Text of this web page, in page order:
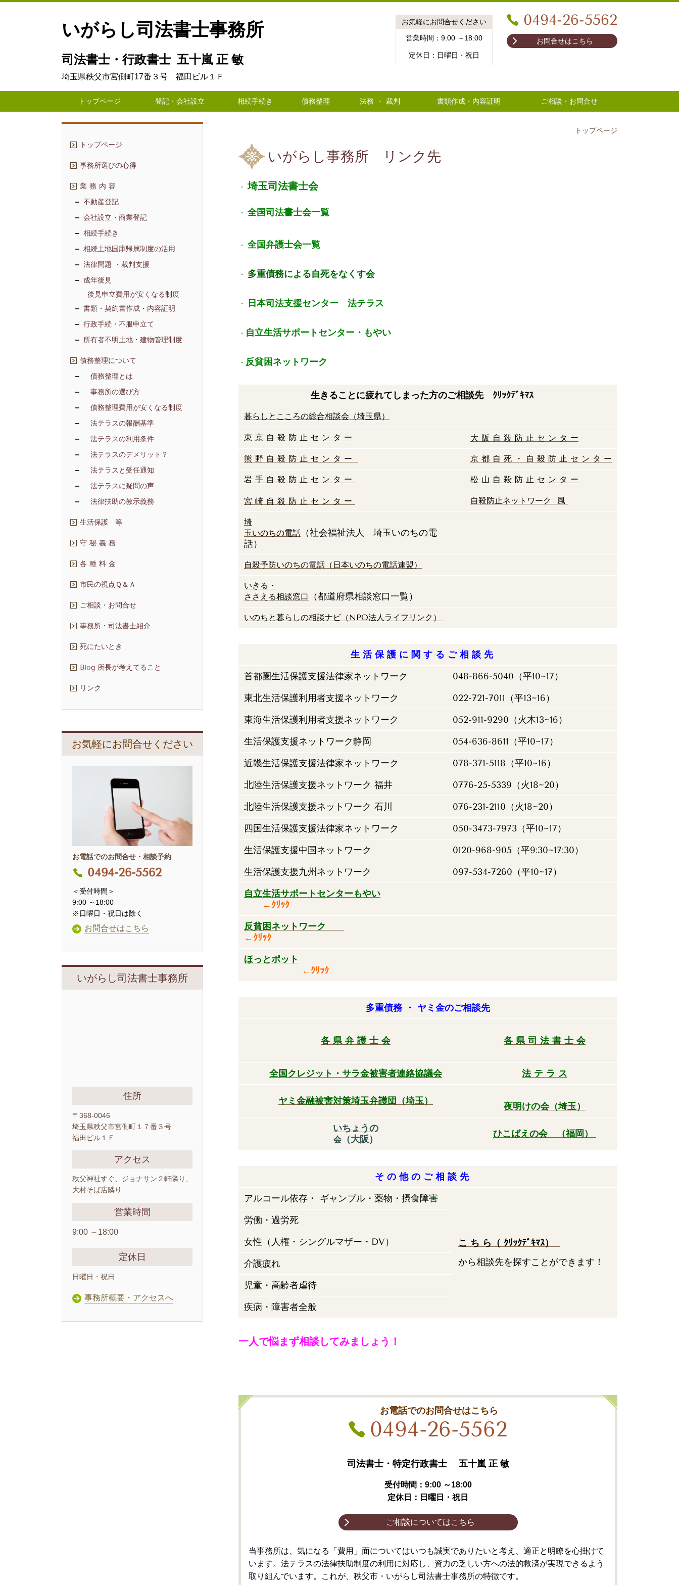
いがらし司法書士事務所
司法書士・行政書士 五十嵐 正 敏
埼玉県秩父市宮側町17番３号 福田ビル１Ｆ
お気軽にお問合せください
営業時間：9:00 ～18:00
定休日：日曜日・祝日
0494-26-5562
お問合せはこちら
トップページ 登記・会社設立 相続手続き 債務整理 法務 ・ 裁判 書類作成・内容証明 ご相談・お問合せ
トップページ
いがらし事務所 リンク先
・埼玉司法書士会
・ 全国司法書士会一覧
・ 全国弁護士会一覧
・ 多重債務による自死をなくす会
・ 日本司法支援センター 法テラス
・ 自立生活サポートセンター・もやい
・ 反貧困ネットワーク
生きることに疲れてしまった方のご相談先 ｸﾘｯｸﾃﾞｷﾏｽ
暮らしとこころの総合相談会（埼玉県）
東 京 自 殺 防 止 セ ン タ ー 大 阪 自 殺 防 止 セ ン タ ー
熊 野 自 殺 防 止 セ ン タ ー 京 都 自 死 ・ 自 殺 防 止 セ ン タ ー
岩 手 自 殺 防 止 セ ン タ ー 松 山 自 殺 防 止 セ ン タ ー
宮 崎 自 殺 防 止 セ ン タ ー 自殺防止ネットワーク 風
埼
玉いのちの電話 （社会福祉法人 埼玉いのちの電
話）
自殺予防いのちの電話（日本いのちの電話連盟）
いきる・
ささえ る相談窓口 （都道府県相談窓口一覧）
いのちと暮らしの相談ナビ（NPO法人ライフリンク）
生 活 保 護 に 関 す る ご 相 談 先
首都圏生活保護支援法律家ネットワーク
048-866-5040（平10~17）
東北生活保護利用者支援ネットワーク
022-721-7011（平13~16）
東海生活保護利用者支援ネットワーク
052-911-9290（火木13~16）
生活保護支援ネットワーク静岡
054-636-8611（平10~17）
近畿生活保護支援法律家ネットワーク
078-371-5118（平10~16）
北陸生活保護支援ネットワーク 福井
0776-25-5339（火18~20）
北陸生活保護支援ネットワーク 石川
076-231-2110（火18~20）
四国生活保護支援法律家ネットワーク
050-3473-7973（平10~17）
生活保護支援中国ネットワーク
0120-968-905（平9:30~17:30）
生活保護支援九州ネットワーク
097-534-7260（平10~17）
自立生活サポートセンターもやい
←ｸﾘｯｸ
反貧困ネットワーク
←ｸﾘｯｸ
ほっとポット
←ｸﾘｯｸ
多重債務 ・ ヤミ金のご相談先
各 県 弁 護 士 会 各 県 司 法 書 士 会
全国クレジット・サラ金被害者連絡協議会 法 テ ラ ス
ヤミ金融被害対策埼玉弁護団（埼玉）
夜明けの会（埼玉）
いちょ うの
会 （大阪） ひこばえの会 （福岡）
そ の 他 の ご 相 談 先
アルコール依存・ ギャンブル・薬物・摂食障害
こ ち ら（ ｸﾘｯｸﾃﾞｷﾏｽ）
から相談先を探すことができます！
労働・過労死
女性（人権・シングルマザー・DV）
介護疲れ
児童・高齢者虐待
疾病・障害者全般
一人で悩まず相談してみましょう！
お電話でのお問合せはこちら
0494-26-5562
司法書士・特定行政書士 五十嵐 正 敏
受付時間：9:00 ～18:00
定休日：日曜日・祝日
ご相談についてはこちら
当事務所は、気になる「費用」面についてはいつも誠実でありたいと考え、適正と明瞭を心掛けて
い ます。法テラスの法律扶助制度の利用に対応し
、資力の乏しい方への法的救済が実現できるよう
取り組んでいます。これが、秩父市・いがらし司法書士事務所の特徴です。
トップページ
事務所選びの心得
業 務 内 容
不動産登記
会社設立・商業登記
相続手続き
相続土地国庫帰属制度の活用
法律問題 ・裁判支援
成年後見
後見申立費用が安くなる制度
書類・契約書作成・内容証明
行政手続・不服申立て
所有者不明土地・建物管理制度
債務整理について
債務整理とは
事務所の選び方
債務整理費用が安くなる制度
法テラスの報酬基準
法テラスの利用条件
法テラスのデメリット？
法テラスと受任通知
法テラスに疑問の声
法律扶助の教示義務
生活保護 等
守 秘 義 務
各 種 料 金
市民の視点Ｑ＆Ａ
ご相談・お問合せ
事務所・司法書士紹介
死にたいとき
Blog 所長が考えてること
リンク
お気軽にお問合せください
お電話でのお問合せ・相談予約
0494-26-5562
＜受付時間＞
9:00 ～18:00
※日曜日・祝日は除く
お問合せはこちら
いがらし司法書士事務所
住所
〒368-0046
埼玉県秩父市宮側町１７番３号
福田ビル１Ｆ
アクセス
秩父神社すぐ、ジョナサン２軒隣り、
大村そば店隣り
営業時間
9:00 ～18:00
定休日
日曜日・祝日
事務所概要・アクセスへ